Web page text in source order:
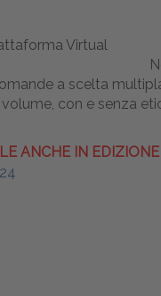
a scelta
con e senza
ANCHE IN